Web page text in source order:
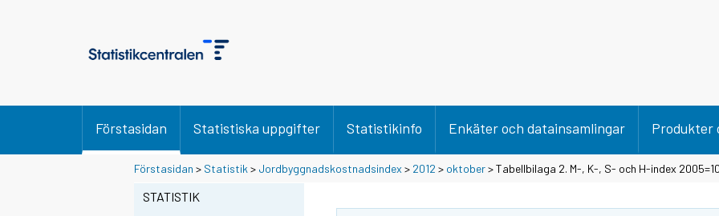
Förstasidan Statistiska uppgifter Statistikinfo Enkäter och datainsamlingar Produkter
Förstasidan > Statistik > Jordbyggnadskostnadsindex > 2012 > oktober> Tabellbilaga 2. M-, K-, S- och H-index
STATISTIK